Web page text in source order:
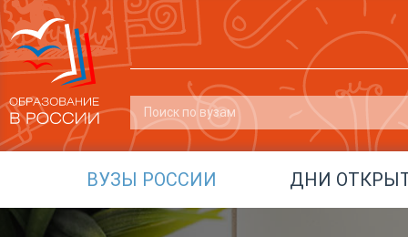
ВУЗЫ РОССИИ ДНИ